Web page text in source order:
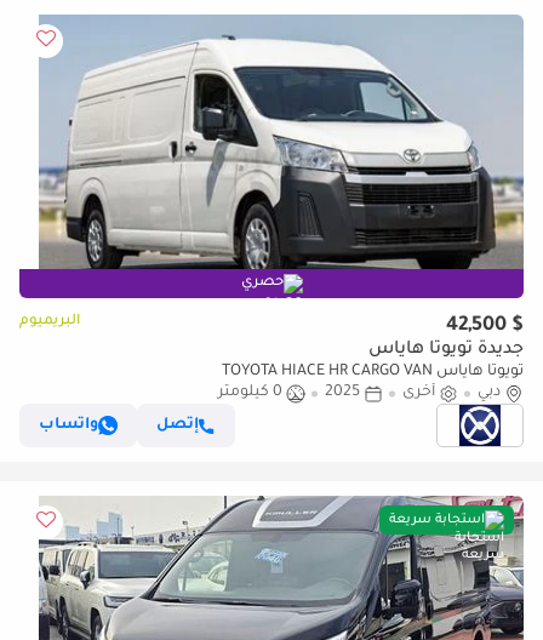
حصري
$ 42,500 البريميوم
جديدة تويوتا هاياس
تويوتا هاياس TOYOTA HIACE HR CARGO VAN
دبي
أخرى 2025
0 كيلومتر
إتصل
واتساب
استجابة سريعة